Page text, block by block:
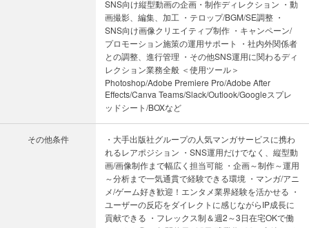
SNS向け縦型動画の企画・制作ディレクション ・動
画撮影、編集、加工 ・テロップ/BGM/SE調整 ・
SNS向け画像クリエイティブ制作 ・キャンペーン/
プロモーション施策の運用サポート ・社内外関係者
との調整、進行管理 ・その他SNS運用に関わるディ
レクション業務全般 ＜使用ツール＞
Photoshop/Adobe Premiere Pro/Adobe After
Effects/Canva Teams/Slack/Outlook/Googleスプレ
ッドシート/BOXなど
その他条件
・大手出版社グループの人気マンガサービスに携わ
れるレアポジション ・SNS運用だけでなく、縦型動
画/画像制作まで幅広く担当可能 ・企画～制作～運用
～分析まで一気通貫で経験できる環境 ・マンガ/アニ
メ/ゲーム好き歓迎！エンタメ業界経験を活かせる ・
ユーザーの反応をダイレクトに感じながらIP成長に
貢献できる ・フレックス制＆週2～3日在宅OKで働